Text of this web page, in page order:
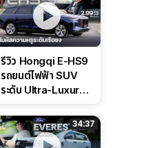
รีวิว Hongqi E-HS9
รถยนต์ไฟฟ้า SUV
ระดับ Ultra-Luxury
CDC นุ่มหนึบเหนือ
ระดับ
34:37